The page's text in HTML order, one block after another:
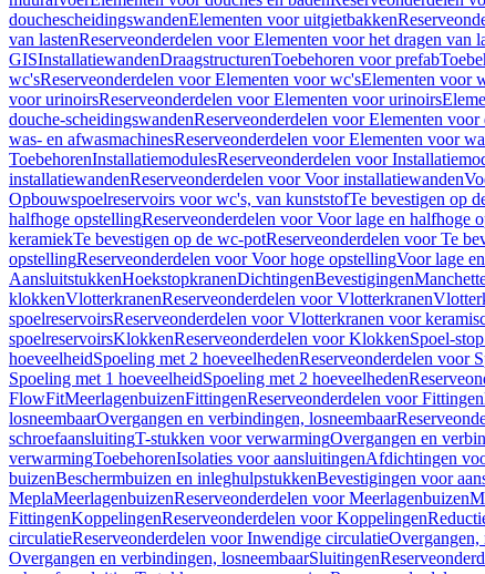
douchescheidingswandenElementen voor uitgietbakken
van lastenReserveonderdelen voor Elementen voor het dragen van
GISInstallatiewandenDraagstructurenToebehoren voor prefab
wc'sReserveonderdelen voor Elementen voor wc'sElementen voor
voor urinoirsReserveonderdelen voor Elementen voor urinoirs
douche-scheidingswandenReserveonderdelen voor Elementen
was- en afwasmachinesReserveonderdelen voor Elementen voor
ToebehorenInstallatiemodulesReserveonderdelen voor
installatiewandenReserveonderdelen voor Voor installatiewanden
Opbouwspoelreservoirs voor wc's, van kunststofTe bevestigen op
halfhoge opstellingReserveonderdelen voor Voor lage en halfhoge
keramiekTe bevestigen op de wc-potReserveonderdelen voor Te
opstellingReserveonderdelen voor Voor hoge opstellingVoor lage
AansluitstukkenHoekstopkranenDichtingenBevestigingen
klokkenVlotterkranenReserveonderdelen voor Vlotterkranen
spoelreservoirsReserveonderdelen voor Vlotterkranen voor
spoelreservoirsKlokkenReserveonderdelen voor KlokkenSpoel-
hoeveelheidSpoeling met 2 hoeveelhedenReserveonderdelen voor
Spoeling met 1 hoeveelheidSpoeling met 2 hoeveelheden
FlowFitMeerlagenbuizenFittingenReserveonderdelen voor Fittingen
losneembaarOvergangen en verbindingen, losneembaar
schroefaansluitingT-stukken voor verwarmingOvergangen en
verwarmingToebehorenIsolaties voor aansluitingenAfdichtingen
buizenBeschermbuizen en inleghulpstukkenBevestigingen voor
MeplaMeerlagenbuizenReserveonderdelen voor Meerlagenbuizen
FittingenKoppelingenReserveonderdelen voor Koppelingen
circulatieReserveonderdelen voor Inwendige circulatieOvergangen,
Overgangen en verbindingen, losneembaarSluitingen